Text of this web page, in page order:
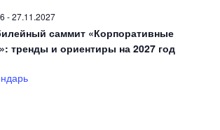
-27.11.2027
саммит «Корпоративные
тренды и ориентиры на 2027 год